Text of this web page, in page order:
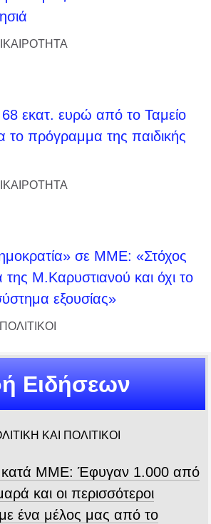
εκατ. ευρώ από το Ταμείο
το πρόγραμμα της παιδικής
σε ΜΜΕ: «Στόχος
της Μ.Καρυστιανού και όχι το
εξουσίας»
Ειδήσεων
ΚΑΙ ΠΟΛΙΤΙΚΟΙ
κατά ΜΜΕ: Έφυγαν 1.000 από
και οι περισσότεροι
ένα μέλος μας από το